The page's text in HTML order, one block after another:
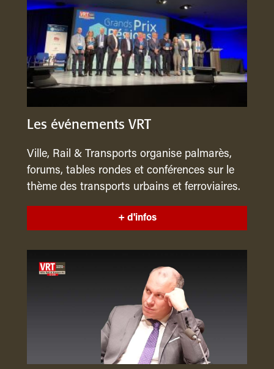
Les événements VRT
Ville, Rail & Transports organise palmarès,
forums, tables rondes et conférences sur le
thème des transports urbains et ferroviaires.
+ d'infos